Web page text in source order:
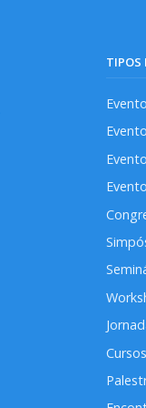
TIPOS